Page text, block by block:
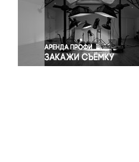
Спорт
Экология
Экономика и бизнес